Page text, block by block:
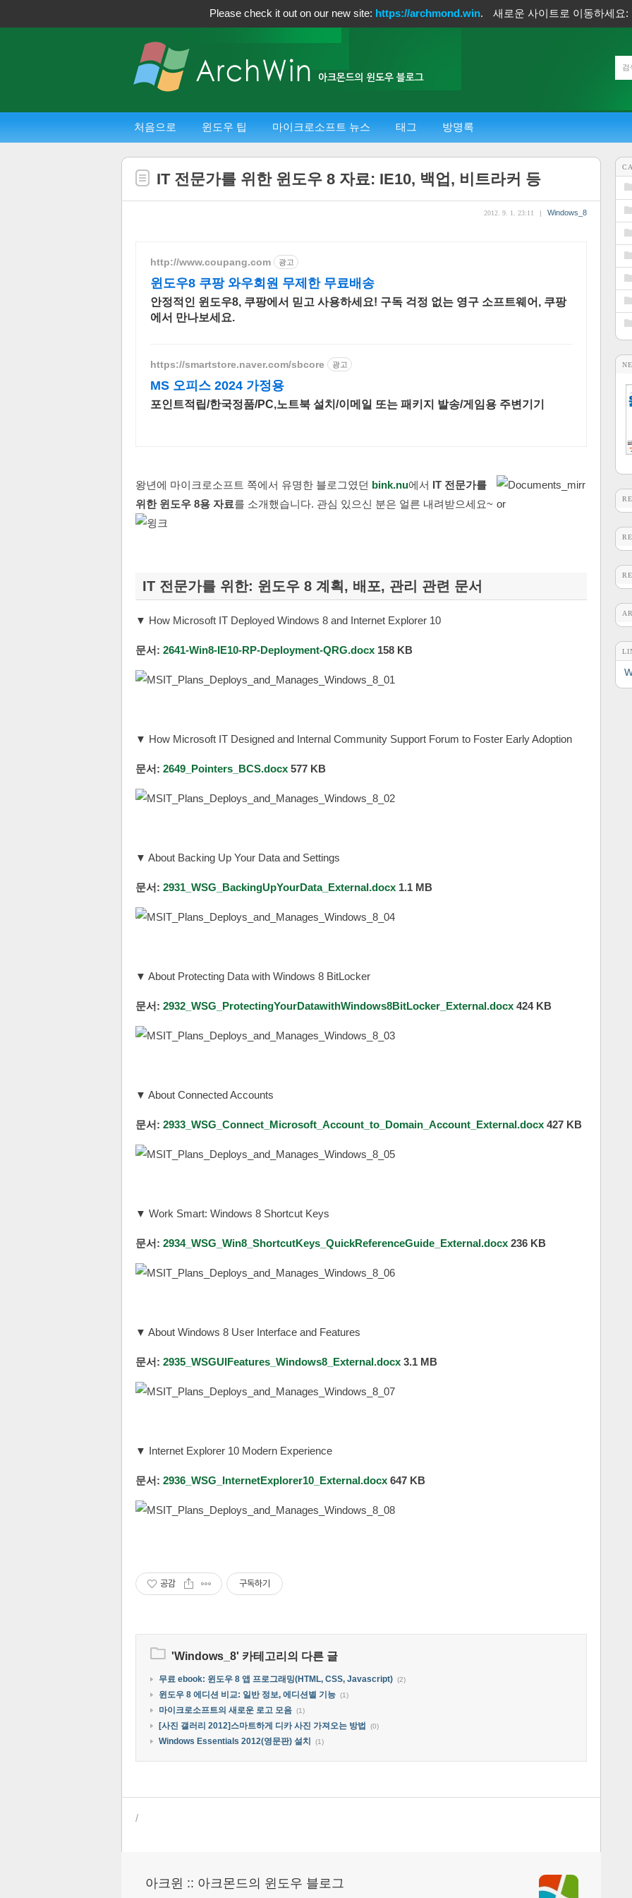
Please check it out on our new site: https://archmond.win. 새로운 사이트로 이동하세요:
처음으로 윈도우 팁 마이크로소프트 뉴스 태그 방명록
IT 전문가를 위한 윈도우 8 자료: IE10, 백업, 비트라커 등
2012. 9. 1. 23:11 | Windows_8
http://www.coupang.com 광고
윈도우8 쿠팡 와우회원 무제한 무료배송
안정적인 윈도우8, 쿠팡에서 믿고 사용하세요! 구독 걱정 없는 영구 소프트웨어, 쿠팡
에서 만나보세요.
https://smartstore.naver.com/sbcore 광고
MS 오피스 2024 가정용
포인트적립/한국정품/PC,노트북 설치/이메일 또는 패키지 발송/게임용 주변기기
왕년에 마이크로소프트 쪽에서 유명한 블로그였던 bink.nu에서 IT 전문가를
위한 윈도우 8용 자료를 소개했습니다. 관심 있으신 분은 얼른 내려받으세요~
IT 전문가를 위한: 윈도우 8 계획, 배포, 관리 관련 문서
▼ How Microsoft IT Deployed Windows 8 and Internet Explorer 10
문서: 2641-Win8-IE10-RP-Deployment-QRG.docx 158 KB
▼ How Microsoft IT Designed and Internal Community Support Forum to Foster Early Adoption
문서: 2649_Pointers_BCS.docx 577 KB
▼ About Backing Up Your Data and Settings
문서: 2931_WSG_BackingUpYourData_External.docx 1.1 MB
▼ About Protecting Data with Windows 8 BitLocker
문서: 2932_WSG_ProtectingYourDatawithWindows8BitLocker_External.docx 424 KB
▼ About Connected Accounts
문서: 2933_WSG_Connect_Microsoft_Account_to_Domain_Account_External.docx 427 KB
▼ Work Smart: Windows 8 Shortcut Keys
문서: 2934_WSG_Win8_ShortcutKeys_QuickReferenceGuide_External.docx 236 KB
▼ About Windows 8 User Interface and Features
문서: 2935_WSGUIFeatures_Windows8_External.docx 3.1 MB
▼ Internet Explorer 10 Modern Experience
문서: 2936_WSG_InternetExplorer10_External.docx 647 KB
공감 구독하기
'Windows_8' 카테고리의 다른 글
무료 ebook: 윈도우 8 앱 프로그래밍(HTML, CSS, Javascript) (2)
윈도우 8 에디션 비교: 일반 정보, 에디션별 기능 (1)
마이크로소프트의 새로운 로고 모음 (1)
[사진 갤러리 2012]스마트하게 디카 사진 가져오는 방법 (0)
Windows Essentials 2012(영문판) 설치 (1)
/
아크윈 :: 아크몬드의 윈도우 블로그